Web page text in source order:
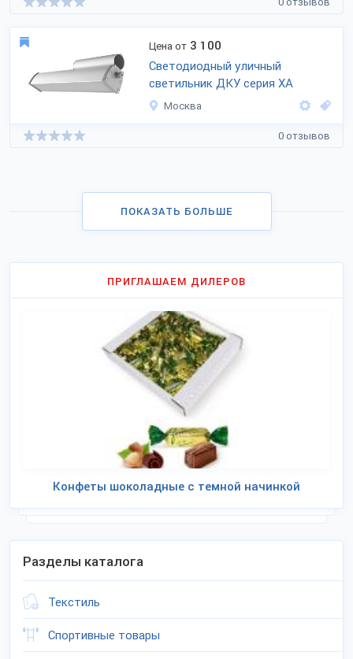
Цена от 3 100
Светодиодный уличный
светильник ДКУ серия ХА
Москва
0 отзывов
ПОКАЗАТЬ БОЛЬШЕ
ПРИГЛАШАЕМ ДИЛЕРОВ
Конфеты шоколадные с темной начинкой
Разделы каталога
Текстиль
Спортивные товары